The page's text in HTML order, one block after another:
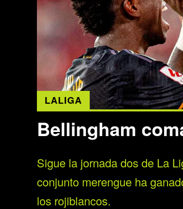
LALIGA
Bellingham
Sigue la jornada dos de La
conjunto merengue ha
los rojiblancos.